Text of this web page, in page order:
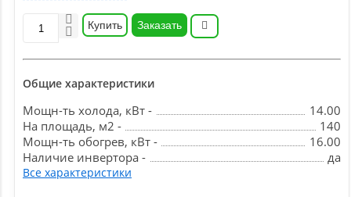
Купить Заказать
Общие характеристики
Мощн-ть холода, кВт -
14.00
На площадь, м2 -
140
Мощн-ть обогрев, кВт -
16.00
Наличие инвертора -
да
Все характеристики